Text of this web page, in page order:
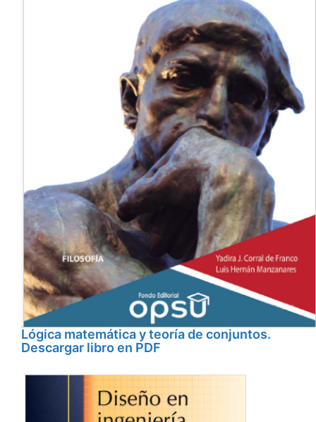
Lógica matemática y teoría de conjuntos.
Descargar libro en PDF